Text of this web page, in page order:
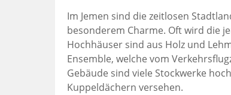
Im Jemen sind die zeitlosen
besonderem Charme. Oft wird die
Hochhäuser sind aus Holz und
Ensemble, welche vom
Gebäude sind viele Stockwerke
Kuppeldächern versehen.